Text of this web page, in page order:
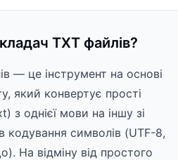
TXT файлів?
— це інструмент на основі
який конвертує прості
з однієї мови на іншу зі
кодування символів (UTF-8,
На відміну від простого